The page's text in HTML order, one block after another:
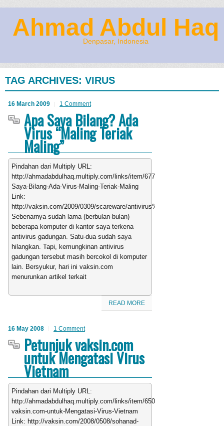
Ahmad Abdul Haq
Denpasar, Indonesia
TAG ARCHIVES: VIRUS
16 March 2009 1 Comment
Apa Saya Bilang? Ada
Virus “Maling Teriak
Maling”
Pindahan dari Multiply URL:
http://ahmadabdulhaq.multiply.com/links/item/677/Apa-
Saya-Bilang-Ada-Virus-Maling-Teriak-Maling
Link:
http://vaksin.com/2009/0309/scareware/antivirus%20gadungan.htm
Sebenarnya sudah lama (berbulan-bulan)
beberapa komputer di kantor saya terkena
antivirus gadungan. Satu-dua sudah saya
hilangkan. Tapi, kemungkinan antivirus
gadungan tersebut masih bercokol di komputer
lain. Bersyukur, hari ini vaksin.com
menurunkan artikel terkait
READ MORE
16 May 2008 1 Comment
Petunjuk vaksin.com
untuk Mengatasi Virus
Vietnam
Pindahan dari Multiply URL:
http://ahmadabdulhaq.multiply.com/links/item/650/Petunjuk-
vaksin.com-untuk-Mengatasi-Virus-Vietnam
Link: http://vaksin.com/2008/0508/sohanad-